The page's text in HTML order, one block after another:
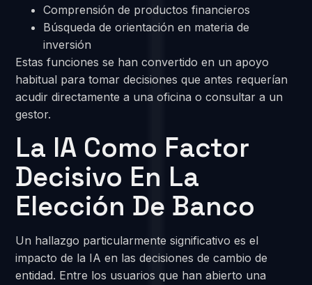
Comprensión de productos financieros
Búsqueda de orientación en materia de
inversión
Estas funciones se han convertido en un apoyo
habitual para tomar decisiones que antes requerían
acudir directamente a una oficina o consultar a un
gestor.
La IA Como Factor
Decisivo En La
Elección De Banco
Un hallazgo particularmente significativo es el
impacto de la IA en las decisiones de cambio de
entidad. Entre los usuarios que han abierto una